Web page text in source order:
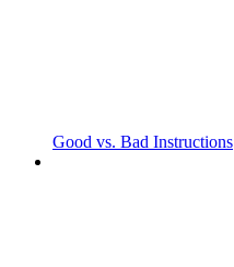
Good vs. Bad Instructions